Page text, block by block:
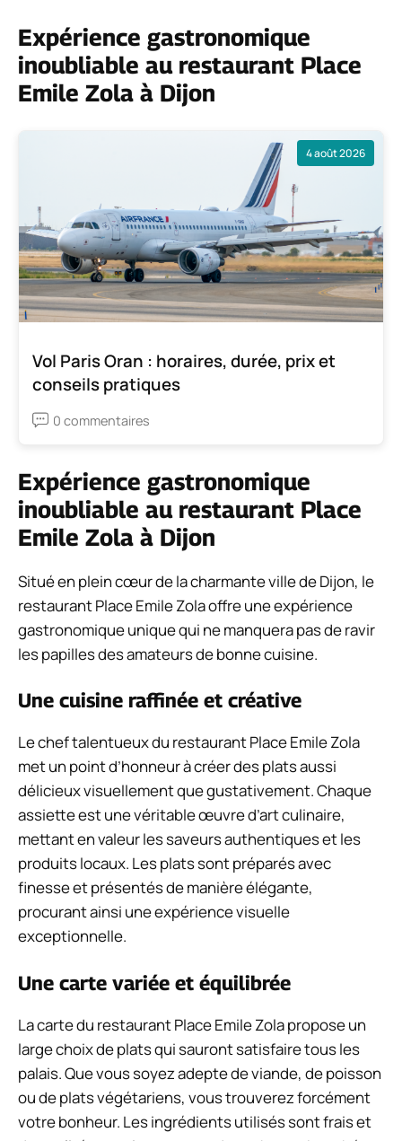
Expérience gastronomique
inoubliable au restaurant Place
Emile Zola à Dijon
4 août 2026
Vol Paris Oran : horaires, durée, prix et
conseils pratiques
0 commentaires
Expérience gastronomique
inoubliable au restaurant Place
Emile Zola à Dijon
Situé en plein cœur de la charmante ville de Dijon, le
restaurant Place Emile Zola offre une expérience
gastronomique unique qui ne manquera pas de ravir
les papilles des amateurs de bonne cuisine.
Une cuisine raffinée et créative
Le chef talentueux du restaurant Place Emile Zola
met un point d’honneur à créer des plats aussi
délicieux visuellement que gustativement. Chaque
assiette est une véritable œuvre d’art culinaire,
mettant en valeur les saveurs authentiques et les
produits locaux. Les plats sont préparés avec
finesse et présentés de manière élégante,
procurant ainsi une expérience visuelle
exceptionnelle.
Une carte variée et équilibrée
La carte du restaurant Place Emile Zola propose un
large choix de plats qui sauront satisfaire tous les
palais. Que vous soyez adepte de viande, de poisson
ou de plats végétariens, vous trouverez forcément
votre bonheur. Les ingrédients utilisés sont frais et